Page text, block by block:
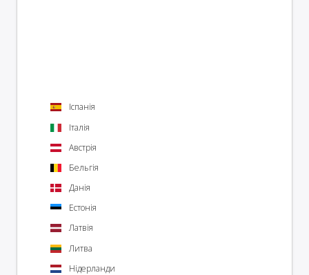
Іспанія
Італія
Австрія
Бельгія
Данія
Естонія
Латвія
Литва
Нідерланди